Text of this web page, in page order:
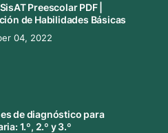
Preescolar PDF |
de Habilidades Básicas
04, 2022
de diagnóstico para
1.º, 2.º y 3.º